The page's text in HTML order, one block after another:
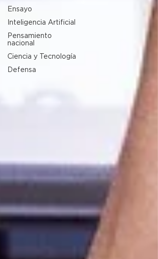
Ensayo
Inteligencia Artificial
Pensamiento
nacional
Ciencia y Tecnología
Defensa